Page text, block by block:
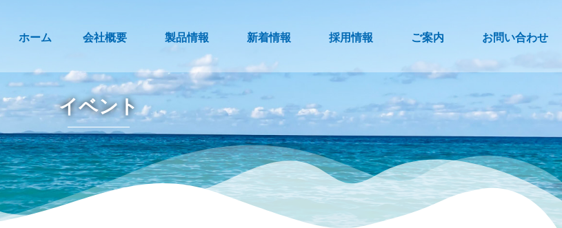
ホーム 会社概要 製品情報 新着情報 採用情報 ご案内 お問い合わせ
イベント